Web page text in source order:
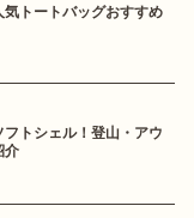
トートバッグおすすめ
トシェル！登山・アウ
介